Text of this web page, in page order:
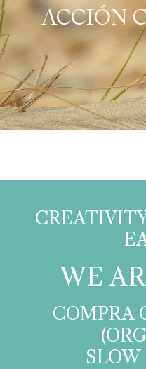
WE
COMPRA